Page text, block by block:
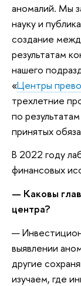
аномалий. Мы
науку и
создание
результатам
нашего
«Центры
трехлетние
по
принятых
В 2022 году
финансовых
— Каковы
центра?
—
выявлении
другие
изучаем, где